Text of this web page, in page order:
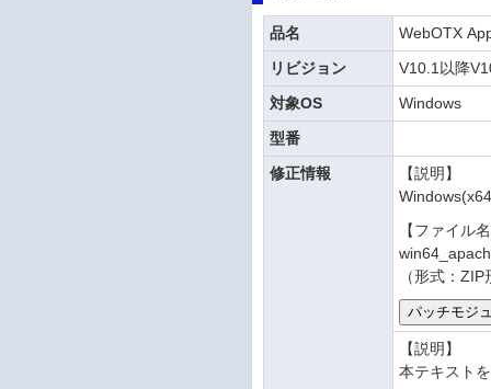
品名
WebOTX
リビジョン
V10.1以降
対象OS
Windows
型番
修正情報
【説明】
【ファイル
（形式：
【説明】
本テキスト